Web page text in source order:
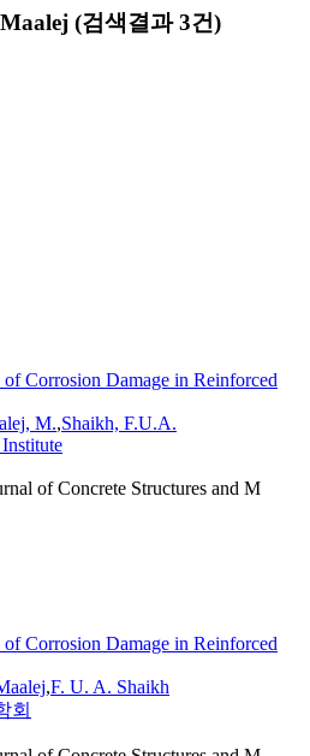
(검색결과 3건)
Corrosion Damage in Reinforced
, M.,Shaikh, F.U.A.
of Concrete Structures and M
Corrosion Damage in Reinforced
,F. U. A. Shaikh
회